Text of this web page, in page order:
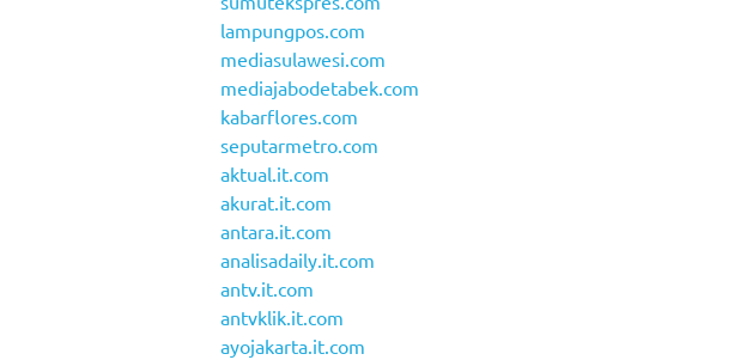
lampungpos.com
mediasulawesi.com
mediajabodetabek.com
kabarflores.com
seputarmetro.com
aktual.it.com
akurat.it.com
antara.it.com
analisadaily.it.com
antv.it.com
antvklik.it.com
ayojakarta.it.com